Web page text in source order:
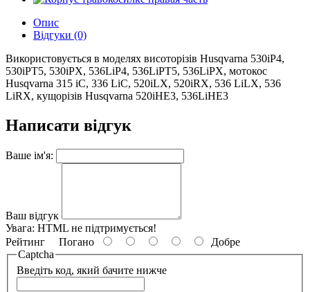
Опис
Відгуки (0)
Використовується в моделях висоторізів Husqvarna 530iP4,
530iPT5, 530iPX, 536LiP4, 536LiPT5, 536LiPX, мотокос
Husqvarna 315 iC, 336 LiC, 520iLX, 520iRX, 536 LiLX, 536
LiRX, кущорізів Husqvarna 520iHE3, 536LiHE3
Написати відгук
Ваше ім'я:
Ваш відгук
Увага: HTML не підтримується!
Рейтинг Погано
Добре
Captcha
Введіть код, який бачите нижче